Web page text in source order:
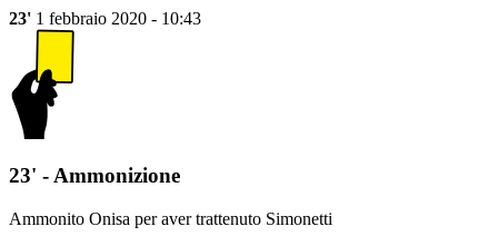
23' 1 febbraio 2020 - 10:43
23' - Ammonizione
Ammonito Onisa per aver trattenuto Simonetti